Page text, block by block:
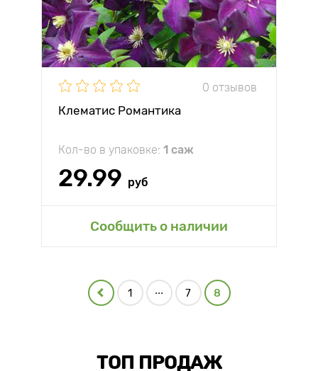
0 отзывов
Клематис Романтика
Кол-во в упаковке: 1 саж
29.99 руб
Сообщить о наличии
1 ... 7 8
ТОП ПРОДАЖ